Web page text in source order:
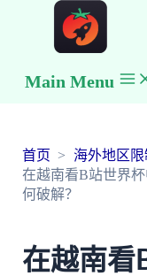
Main Menu
首页
海外地区限
在越南看B站世界
何破解？
在越南看